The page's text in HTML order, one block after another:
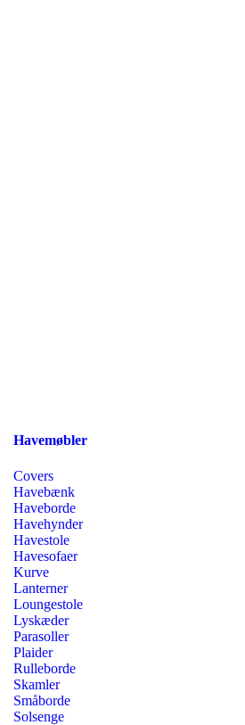
Havemøbler
Covers
Havebænk
Haveborde
Havehynder
Havestole
Havesofaer
Kurve
Lanterner
Loungestole
Lyskæder
Parasoller
Plaider
Rulleborde
Skamler
Småborde
Solsenge